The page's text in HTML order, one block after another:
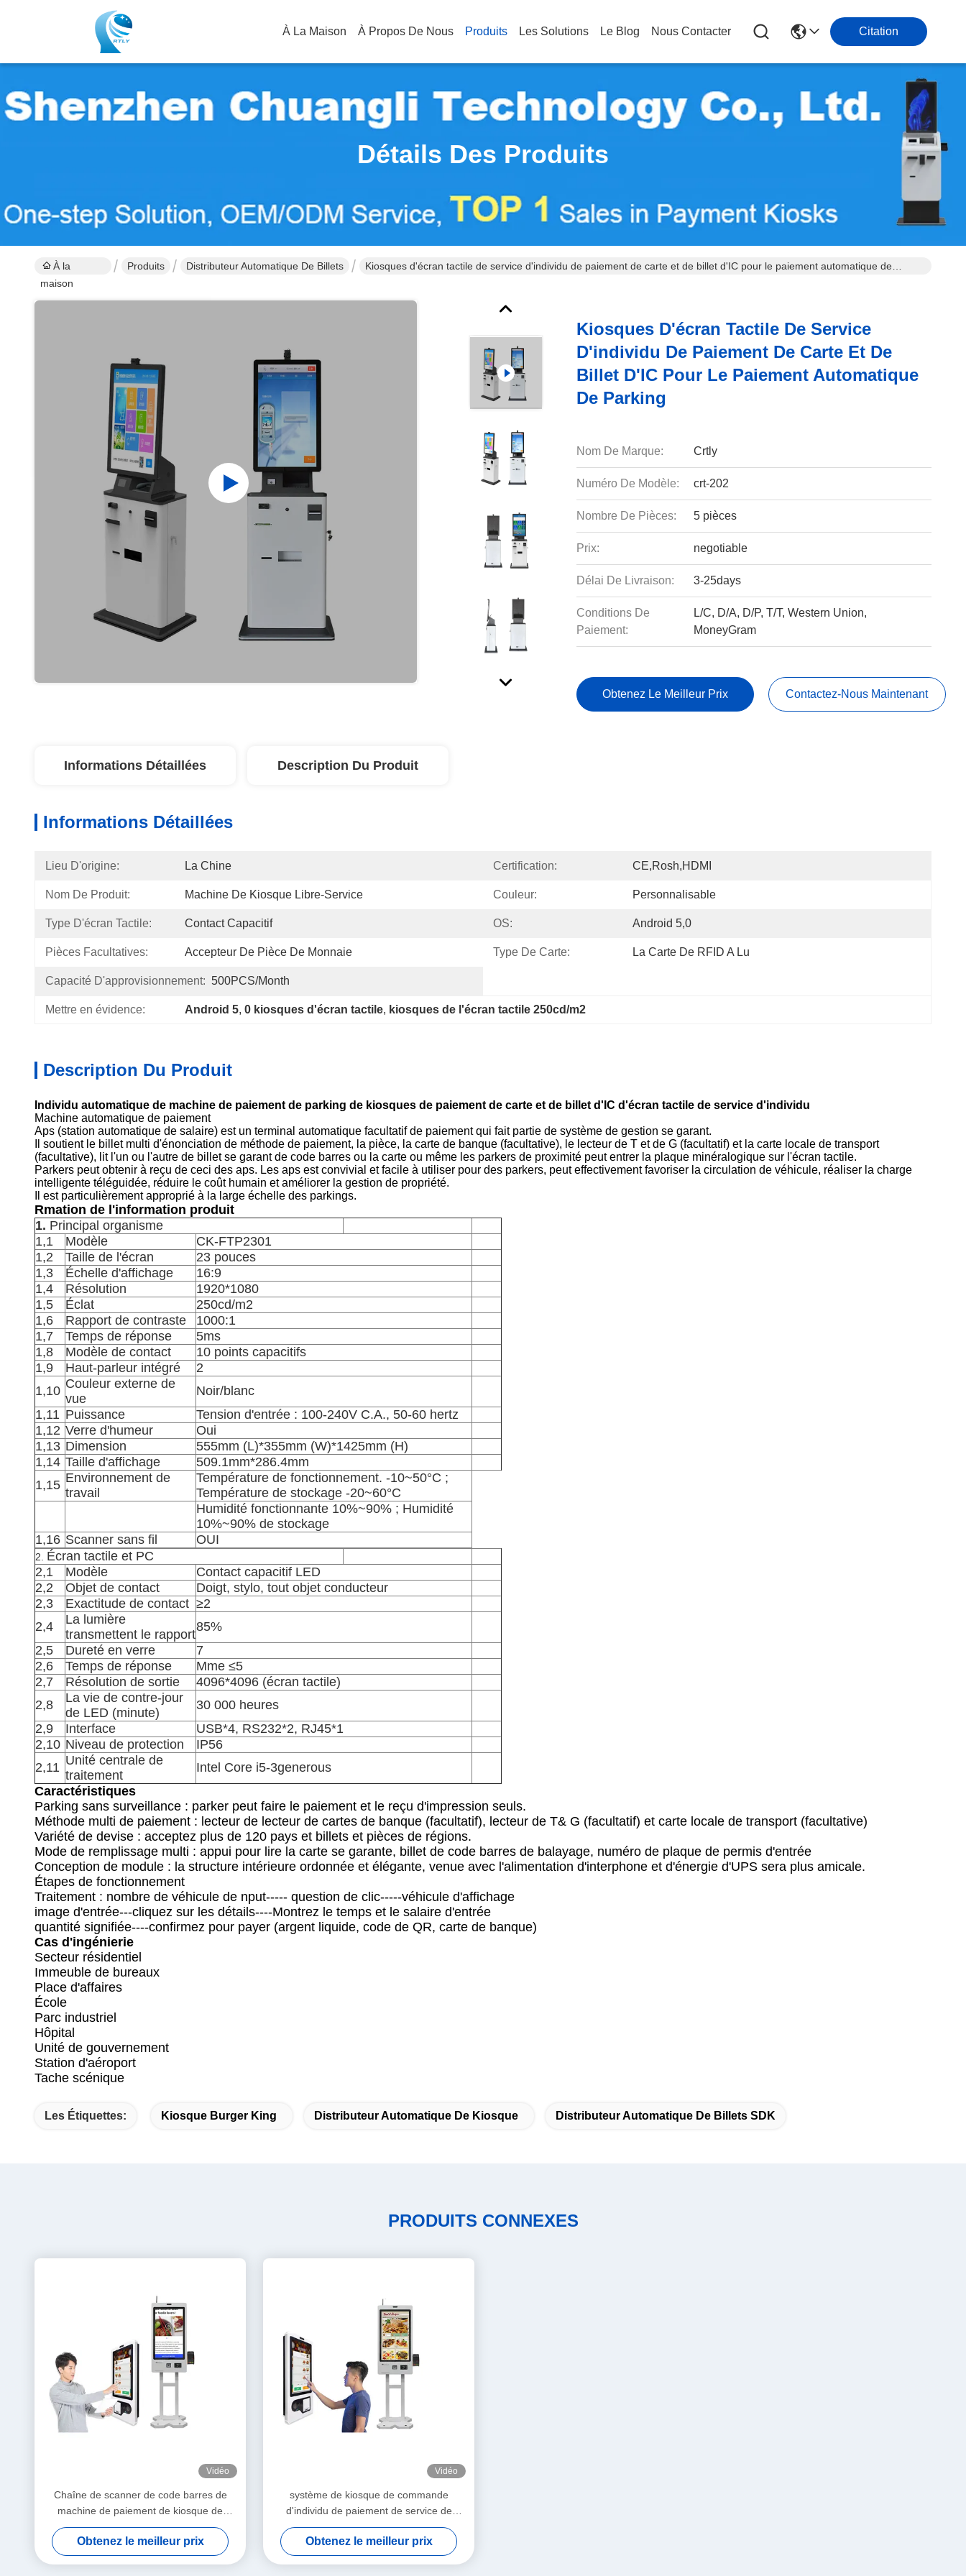
À La Maison À Propos De Nous Produits Les Solutions Le Blog Nous Contacter Citation
Détails Des Produits
À la
maison
Produits Distributeur Automatique De Billets
Kiosques d'écran tactile de service d'individu de paiement de carte et de billet d'IC pour le paiement automatique de
Kiosques D'écran Tactile De Service
D'individu De Paiement De Carte Et De
Billet D'IC Pour Le Paiement Automatique
De Parking
Nom De Marque: Crtly
Numéro De Modèle: crt-202
Nombre De Pièces: 5 pièces
Prix: negotiable
Délai De Livraison: 3-25days
Conditions De
Paiement:
L/C, D/A, D/P, T/T, Western Union,
MoneyGram
Obtenez Le Meilleur Prix Contactez-Nous Maintenant
Informations Détaillées Description Du Produit
Informations Détaillées
Lieu D'origine: La Chine Certification: CE,Rosh,HDMI
Nom De Produit: Machine De Kiosque Libre-Service Couleur: Personnalisable
Type D'écran Tactile: Contact Capacitif OS: Android 5,0
Pièces Facultatives: Accepteur De Pièce De Monnaie Type De Carte: La Carte De RFID A Lu
Capacité D'approvisionnement: 500PCS/Month
Mettre en évidence: Android 5, 0 kiosques d'écran tactile, kiosques de l'écran tactile 250cd/m2
Description Du Produit
Individu automatique de machine de paiement de parking de kiosques de paiement de carte et de billet d'IC d'écran tactile de service d'individu
Machine automatique de paiement
Aps (station automatique de salaire) est un terminal automatique facultatif de paiement qui fait partie de système de gestion se garant.
Il soutient le billet multi d'énonciation de méthode de paiement, la pièce, la carte de banque (facultative), le lecteur de T et de G (facultatif) et la carte locale de transport
(facultative), lit l'un ou l'autre de billet se garant de code barres ou la carte ou même les parkers de proximité peut entrer la plaque minéralogique sur l'écran tactile.
Parkers peut obtenir à reçu de ceci des aps. Les aps est convivial et facile à utiliser pour des parkers, peut effectivement favoriser la circulation de véhicule, réaliser la charge
intelligente téléguidée, réduire le coût humain et améliorer la gestion de propriété.
Il est particulièrement approprié à la large échelle des parkings.
Rmation de l'information produit
1. Principal organisme
1,1
Modèle
CK-FTP2301
1,2
Taille de l'écran
23 pouces
1,3
Échelle d'affichage
16:9
1,4
Résolution
1920*1080
1,5
Éclat
250cd/m2
1,6
Rapport de contraste
1000:1
1,7
Temps de réponse
5ms
1,8
Modèle de contact
10 points capacitifs
1,9
Haut-parleur intégré
2
1,10 Couleur externe de
vue
Noir/blanc
1,11 Puissance
Tension d'entrée : 100-240V C.A., 50-60 hertz
1,12 Verre d'humeur
Oui
1,13 Dimension
555mm (L)*355mm (W)*1425mm (H)
1,14 Taille d'affichage
509.1mm*286.4mm
1,15 Environnement de
travail
Température de fonctionnement. -10~50°C ;
Température de stockage -20~60°C
Humidité fonctionnante 10%~90% ; Humidité
10%~90% de stockage
1,16 Scanner sans fil OUI
2. Écran tactile et PC
2,1
Modèle
Contact capacitif LED
2,2
Objet de contact
Doigt, stylo, tout objet conducteur
2,3
Exactitude de contact ≥2
2,4
La lumière
transmettent le rapport
85%
2,5
Dureté en verre
7
2,6
Temps de réponse
Mme ≤5
2,7
Résolution de sortie
4096*4096 (écran tactile)
2,8
La vie de contre-jour
de LED (minute)
30 000 heures
2,9
Interface
USB*4, RS232*2, RJ45*1
2,10 Niveau de protection
IP56
2,11 Unité centrale de
traitement
Intel Core i5-3generous
Caractéristiques
Parking sans surveillance : parker peut faire le paiement et le reçu d'impression seuls.
Méthode multi de paiement : lecteur de lecteur de cartes de banque (facultatif), lecteur de T& G (facultatif) et carte locale de transport (facultative)
Variété de devise : acceptez plus de 120 pays et billets et pièces de régions.
Mode de remplissage multi : appui pour lire la carte se garante, billet de code barres de balayage, numéro de plaque de permis d'entrée
Conception de module : la structure intérieure ordonnée et élégante, venue avec l'alimentation d'interphone et d'énergie d'UPS sera plus amicale.
Étapes de fonctionnement
Traitement : nombre de véhicule de nput----- question de clic-----véhicule d'affichage
image d'entrée---cliquez sur les détails----Montrez le temps et le salaire d'entrée
quantité signifiée----confirmez pour payer (argent liquide, code de QR, carte de banque)
Cas d'ingénierie
Secteur résidentiel
Immeuble de bureaux
Place d'affaires
École
Parc industriel
Hôpital
Unité de gouvernement
Station d'aéroport
Tache scénique
Les Étiquettes: Kiosque Burger King Distributeur Automatique De Kiosque Distributeur Automatique De Billets SDK
PRODUITS CONNEXES
Vidéo
Chaîne de scanner de code barres de
machine de paiement de kiosque de
distributeur automatique de billet de
service d'individu
Obtenez le meilleur prix
Vidéo
système de kiosque de commande
d'individu de paiement de service de
machine de kiosque de la vente 32Inch
Obtenez le meilleur prix